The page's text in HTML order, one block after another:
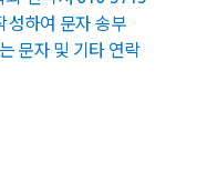
성하여 문자 송부
문자 및 기타 연락